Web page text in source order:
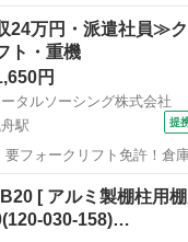
器のオブジェ - 色: 多色（
島駅 その他 オブジェ
24万円・派遣社員≫ク
ト・重機
円
ータルソーシング株式会社
駅
提
要フォークリフト免許！倉
JS》 お仕事について フォーク
ウンター）です。トラック
...
その他
[ アルミ製棚柱用
030-158)…